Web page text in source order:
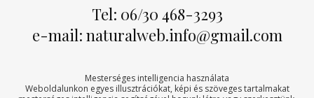
Tel: 06/30 468-3293
e-mail: naturalweb.info@gmail.com
Mesterséges intelligencia használata
Weboldalunkon egyes illusztrációkat, képi és szöveges tartalmakat